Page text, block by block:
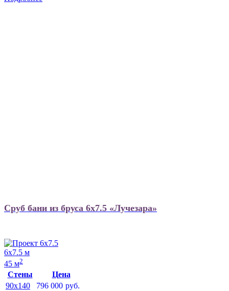
Сруб бани из бруса 6х7.5 «Лучезара»
6х7.5 м
45 м2
Стены
Цена
90x140
796 000 руб.